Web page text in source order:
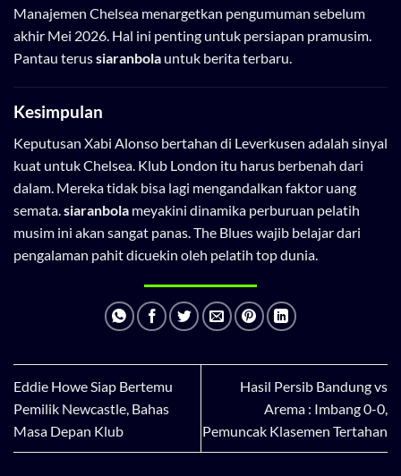
Manajemen Chelsea menargetkan pengumuman sebelum
akhir Mei 2026. Hal ini penting untuk persiapan pramusim.
Pantau terussiaranbola untuk berita terbaru.
Kesimpulan
Keputusan Xabi Alonso bertahan di Leverkusen adalah sinyal
kuat untuk Chelsea. Klub London itu harus berbenah dari
dalam. Mereka tidak bisa lagi mengandalkan faktor uang
semata.siaranbola meyakini dinamika perburuan pelatih
musim ini akan sangat panas. The Blues wajib belajar dari
pengalaman pahit dicuekin oleh pelatih top dunia.
Eddie Howe Siap Bertemu
Pemilik Newcastle, Bahas
Masa Depan Klub
Hasil Persib Bandung vs
Arema : Imbang 0-0,
Pemuncak Klasemen Tertahan